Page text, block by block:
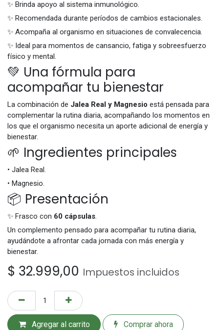
✨ Brinda apoyo al sistema inmunológico.
✨ Recomendada durante períodos de cambios estacionales.
✨ Acompaña al organismo en situaciones de convalecencia.
✨ Ideal para momentos de cansancio, fatiga y sobreesfuerzo
físico y mental.
💚 Una fórmula para
acompañar tu bienestar
La combinación de Jalea Real y Magnesio está pensada para
complementar la rutina diaria, acompañando los momentos en
los que el organismo necesita un aporte adicional de energía y
bienestar.
🌱 Ingredientes principales
• Jalea Real.
• Magnesio.
📦 Presentación
✨ Frasco con 60 cápsulas.
Un complemento pensado para acompañar tu rutina diaria,
ayudándote a afrontar cada jornada con más energía y
bienestar.
$ 32.999,00 Impuestos incluidos
Agregar al carrito Comprar ahora